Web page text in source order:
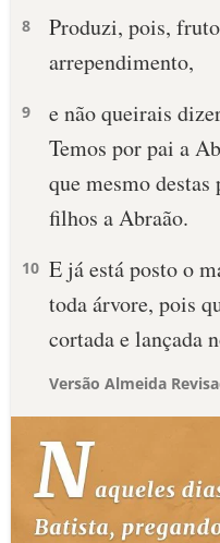
8
Produzi, pois,
arrependimento,
9
e não queirais
Temos por pai a
que mesmo
filhos a Abraão.
10 E já está posto o
toda árvore, pois
cortada e lançada
Versão Almeida